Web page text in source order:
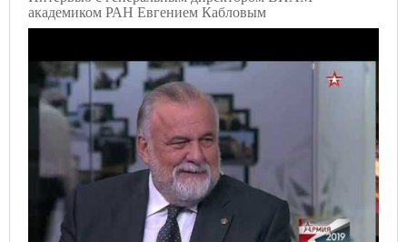
академиком РАН Евгением Кабловым